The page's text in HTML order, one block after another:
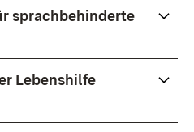
sprachbehinderte
Lebenshilfe